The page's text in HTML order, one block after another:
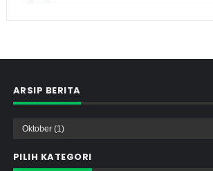
ARSIP BERITA
PILIH KATEGORI